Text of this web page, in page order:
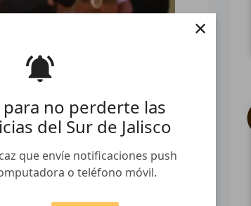
no perderte las
del Sur de Jalisco
que envíe notificaciones push
o teléfono móvil.
×